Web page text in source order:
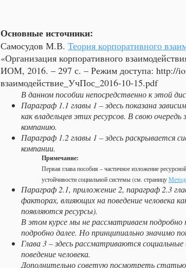
Основные источники:
Самосудов М.В. Теория корпоративного
«Организация корпоративного
ИОМ, 2016. – 297 с. – Режим доступа: http://
взаимодействие_УчПос_2016-10-15.pdf
В данном пособии непосредственно к этой
Параграф 1.1 главы 1 – здесь показана
как владельцев этих ресурсов. В свою
компанию.
Параграф 1.2 главы 1 – здесь раскрывается
компании.
Примечание:
Первая глава пособия – частичное изложение
устойчивости социальной системы (см. страницу
Параграф 2.1, приложение 2, параграф 2.3
факторах, влияющих на поведение человека
появляются ресурсы).
В этом курсе мы не рассматриваем
подробно далее. Но принципиально значимо
Глава 3 – здесь рассматриваются
поведение человека.
Дополнительно советую посмотреть